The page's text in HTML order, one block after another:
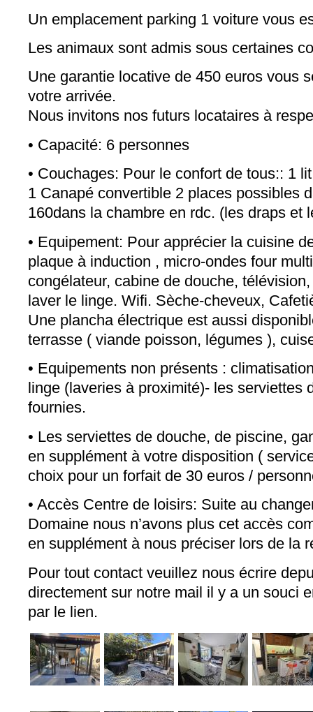
Un emplacement parking 1 voiture vous
Les animaux sont admis sous certaines
Une garantie locative de 450 euros vous
votre arrivée.
Nous invitons nos futurs locataires à
• Capacité: 6 personnes
• Couchages: Pour le confort de tous:: 1
1 Canapé convertible 2 places possibles
160dans la chambre en rdc. (les draps et
• Equipement: Pour apprécier la cuisine
plaque à induction , micro-ondes four
congélateur, cabine de douche,
laver le linge. Wifi. Sèche-cheveux,
Une plancha électrique est aussi
terrasse ( viande poisson, légumes ),
• Equipements non présents :
linge (laveries à proximité)- les serviettes
fournies.
• Les serviettes de douche, de piscine,
en supplément à votre disposition (
choix pour un forfait de 30 euros /
• Accès Centre de loisirs: Suite au
Domaine nous n’avons plus cet accès
en supplément à nous préciser lors de la
Pour tout contact veuillez nous écrire
directement sur notre mail il y a un souci
par le lien.